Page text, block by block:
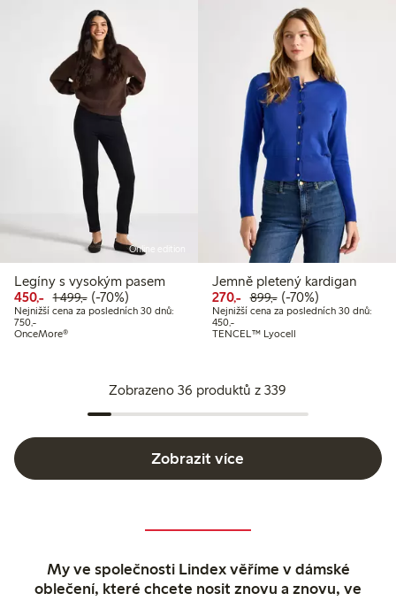
Online edition
Legíny s vysokým pasem
450,- Snížená cena: 450,00 Kč
1 499,-Běžná cena: 1 499,00 Kč
70% sleva
(-70%)
Nejnižší cena za posledních 30 dnů:
750,-Nejnižší cena za posledních 30 dnů: 750,00 Kč
OnceMore®
Jemně pletený kardigan
270,- Snížená cena: 270,00 Kč
899,-Běžná cena: 899,00
70% sleva
(-70%)
Nejnižší cena za posledních 30 dnů:
450,-Nejnižší cena za posledních 30 dnů:
TENCEL™ Lyocell
Zobrazeno 36 produktů z 339
Zobrazit více
My ve společnosti Lindex věříme v dámské
oblečení, které chcete nosit znovu a znovu, ve